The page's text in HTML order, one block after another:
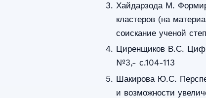
Хайдарзода М.
кластеров (на
соискание ученой
Циренщиков В.С.
№3,- с.104-113
Шакирова Ю.С.
и возможности